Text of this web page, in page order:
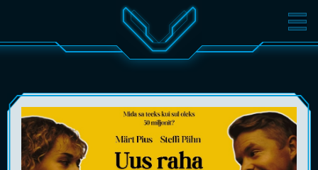
ФИЛЬМЫ БИЛЕТЫ
КОНФЕРЕНЦИИ КИНОКЛУБ-V
ПОДАРОЧНЫЕ КАРТЫ